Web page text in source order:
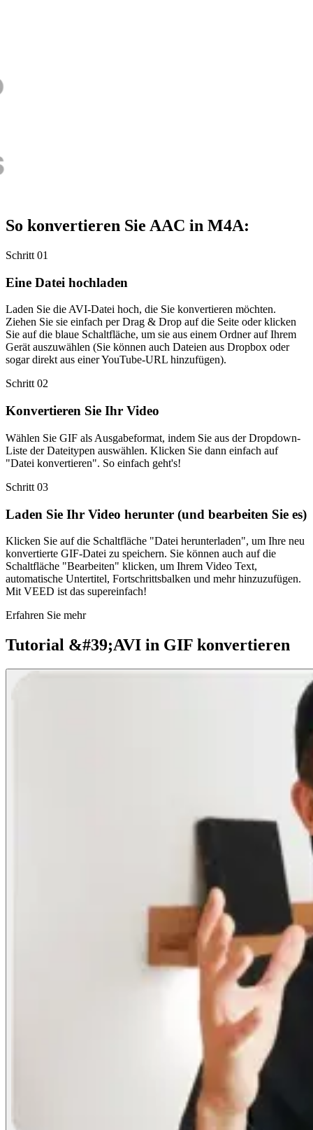
So konvertieren Sie AAC in M4A:
Schritt 01
Eine Datei hochladen
Laden Sie die AVI-Datei hoch, die Sie konvertieren möchten.
Ziehen Sie sie einfach per Drag & Drop auf die Seite oder klicken
Sie auf die blaue Schaltfläche, um sie aus einem Ordner auf Ihrem
Gerät auszuwählen (Sie können auch Dateien aus Dropbox oder
sogar direkt aus einer YouTube-URL hinzufügen).
Schritt 02
Konvertieren Sie Ihr Video
Wählen Sie GIF als Ausgabeformat, indem Sie aus der Dropdown-
Liste der Dateitypen auswählen. Klicken Sie dann einfach auf
"Datei konvertieren". So einfach geht's!
Schritt 03
Laden Sie Ihr Video herunter (und bearbeiten Sie es)
Klicken Sie auf die Schaltfläche "Datei herunterladen", um Ihre neu
konvertierte GIF-Datei zu speichern. Sie können auch auf die
Schaltfläche "Bearbeiten" klicken, um Ihrem Video Text,
automatische Untertitel, Fortschrittsbalken und mehr hinzuzufügen.
Mit VEED ist das supereinfach!
Erfahren Sie mehr
Tutorial &#39;AVI in GIF konvertieren